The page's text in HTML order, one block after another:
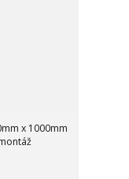
x 1000mm